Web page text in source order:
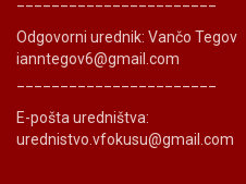
Odgovorni urednik: Vančo Tegov
ianntegov6@gmail.com
E-pošta uredništva:
urednistvo.vfokusu@gmail.com